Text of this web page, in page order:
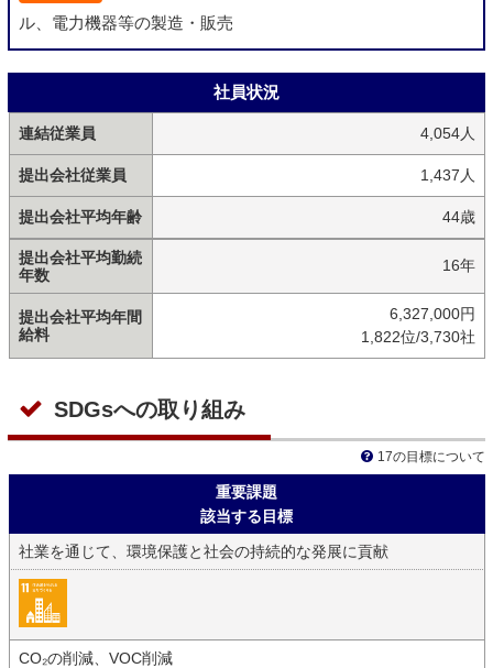
ル、電力機器等の製造・販売
社員状況
連結従業員 4,054人
提出会社従業員 1,437人
提出会社平均年齢 44歳
提出会社平均勤続
年数
16年
提出会社平均年間
給料
6,327,000円
1,822位/3,730社
SDGsへの取り組み
17の目標について
重要課題
該当する目標
社業を通じて、環境保護と社会の持続的な発展に貢献
CO₂の削減、VOC削減